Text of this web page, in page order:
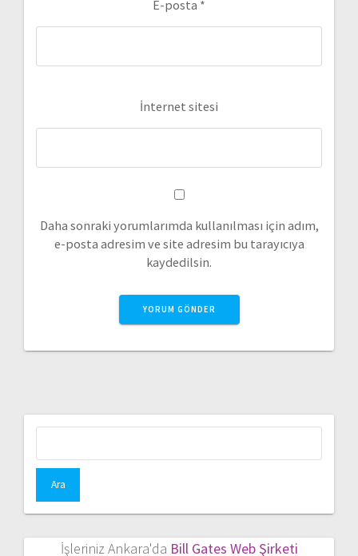
E-posta *
İnternet sitesi
Daha sonraki yorumlarımda kullanılması için adım,
e-posta adresim ve site adresim bu tarayıcıya
kaydedilsin.
İşleriniz Ankara'da Bill Gates Web Şirketi